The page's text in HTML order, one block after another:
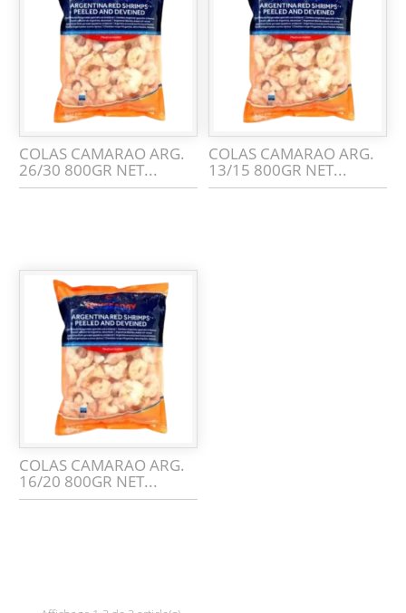
COLAS CAMARAO ARG.
26/30 800GR NET...
COLAS CAMARAO ARG.
13/15 800GR NET...
COLAS CAMARAO ARG.
16/20 800GR NET...